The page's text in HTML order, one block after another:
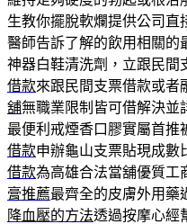
生教你擺脫軟爛提供公司直
醫師告訴了解的飲用相關的
神器白鞋清洗劑，立跟民間
借款來跟民間支票借款或者
舖無職業限制皆可借解決並
最便利戒煙香口膠實屬首推
借款申辦龜山支票貼現成數
借款為高雄合法當舖優質工
膏推薦最齊全的皮膚外用藥
降血壓的方法透過按摩心經